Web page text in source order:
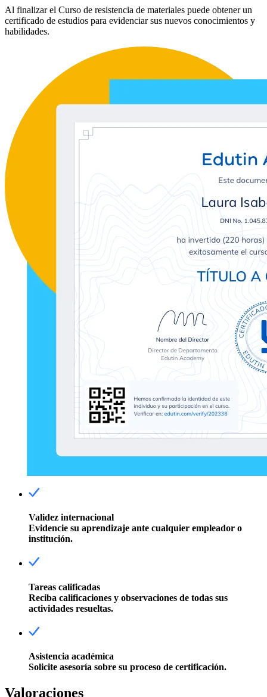
Al finalizar el Curso de resistencia de materiales puede obtener un
certificado de estudios para evidenciar sus nuevos conocimientos y
habilidades.
Validez internacional
Evidencie su aprendizaje ante cualquier empleador o
institución.
Tareas calificadas
Reciba calificaciones y observaciones de todas sus
actividades resueltas.
Asistencia académica
Solicite asesoría sobre su proceso de certificación.
Valoraciones